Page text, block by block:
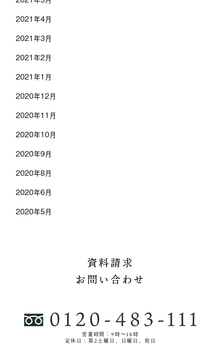
2021年4月
2021年3月
2021年2月
2021年1月
2020年12月
2020年11月
2020年10月
2020年9月
2020年8月
2020年6月
2020年5月
資料請求
お問い合わせ
営業時間：9時〜18時
定休日：第2土曜日、日曜日、祝日